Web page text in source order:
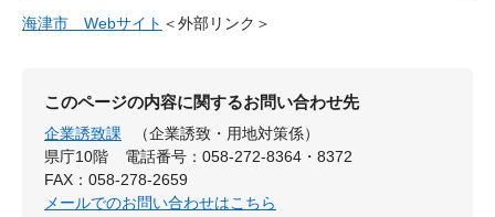
海津市 Webサイト ＜外部リンク＞
このページの内容に関するお問い合わせ先
企業誘致課
（企業誘致・用地対策係）
県庁10階
電話番号：058-272-8364・8372
FAX：058-278-2659
メールでのお問い合わせはこちら